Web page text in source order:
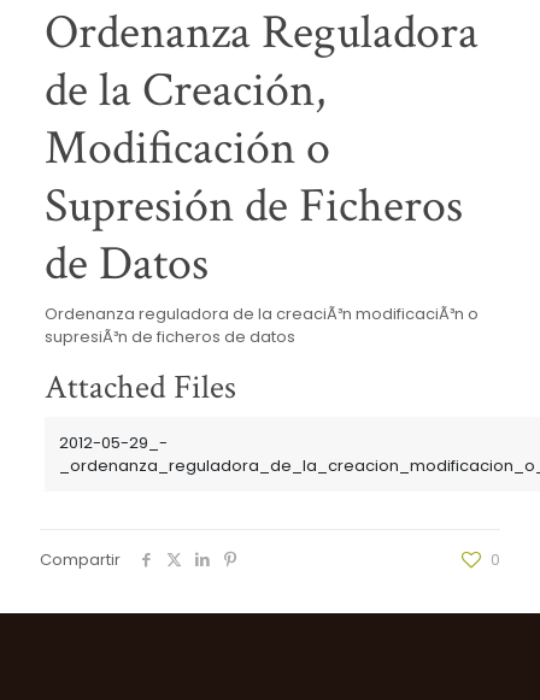
Ordenanza Reguladora
de la Creación,
Modificación o
Supresión de Ficheros
de Datos
Ordenanza reguladora de la creaciÃ³n modificaciÃ³n o
supresiÃ³n de ficheros de datos
Attached Files
2012-05-29_-
Compartir 0